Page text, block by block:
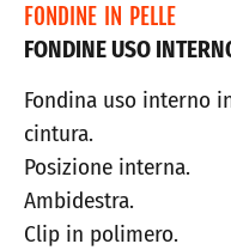
FONDINE IN PELLE
FONDINE USO
Fondina uso interno
cintura.
Posizione interna.
Ambidestra.
Clip in polimero.